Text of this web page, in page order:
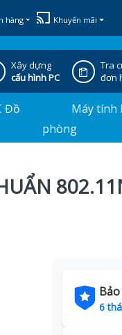
hàng Khuyến mãi
Xây dựng
cấu hình PC
Tra
đơn
Đồ
Máy tính
phòng
6